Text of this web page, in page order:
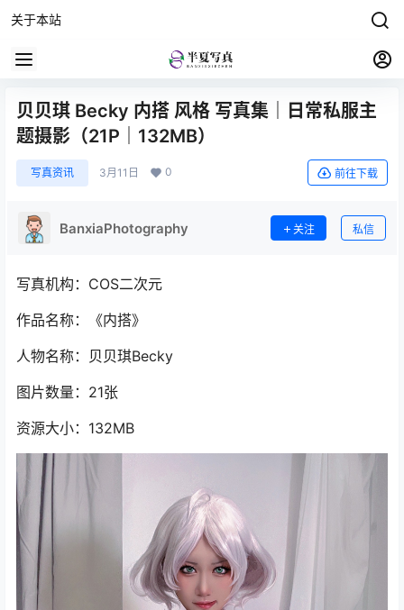
关于本站
贝贝琪 Becky 内搭 风格 写真集｜日常私服主
题摄影（21P｜132MB）
写真资讯 3月11日 0 前往下载
BanxiaPhotography 关注 私信
写真机构：COS二次元
作品名称：《内搭》
人物名称：贝贝琪Becky
图片数量：21张
资源大小：132MB